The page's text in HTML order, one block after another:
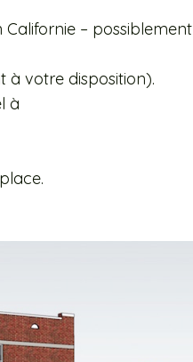
– possiblement
à votre disposition).
à